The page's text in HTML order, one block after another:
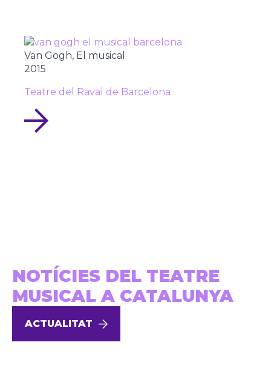
Van Gogh, El musical
2015
Teatre del Raval de Barcelona
NOTÍCIES DEL TEATRE
MUSICAL A CATALUNYA
ACTUALITAT